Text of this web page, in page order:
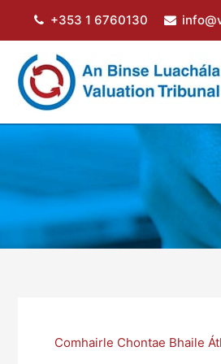
+353 1 6760130
Comhairle Chontae Bhaile